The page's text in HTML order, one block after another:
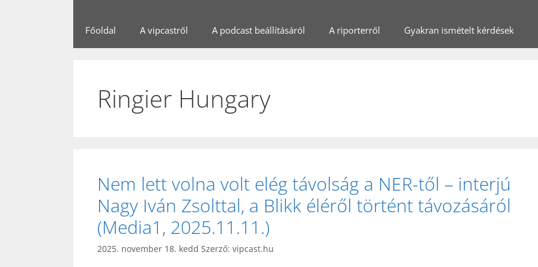
Főoldal A vipcastről A podcast beállításáról A riporterről Gyakran ismételt kérdések
Ringier Hungary
Nem lett volna volt elég távolság a NER-től – interjú
Nagy Iván Zsolttal, a Blikk éléről történt távozásáról
(Media1, 2025.11.11.)
2025. november 18. kedd Szerző: vipcast.hu